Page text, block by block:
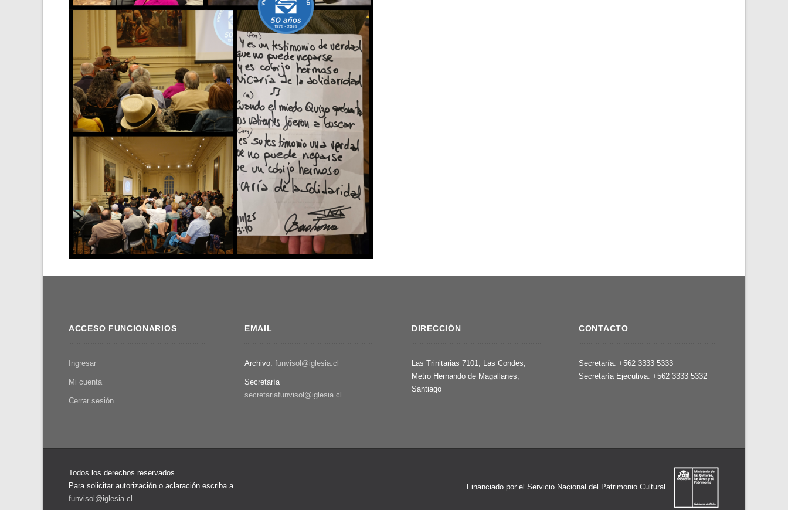
ACCESO FUNCIONARIOS
Ingresar
Mi cuenta
Cerrar sesión
EMAIL
Archivo: funvisol@iglesia.cl
Secretaría
secretariafunvisol@iglesia.cl
DIRECCIÓN
Las Trinitarias 7101, Las Condes,
Metro Hernando de Magallanes,
Santiago
CONTACTO
Secretaría: +562 3333 5333
Secretaría Ejecutiva: +562 3333 5332
Todos los derechos reservados
Para solicitar autorización o aclaración escriba a
funvisol@iglesia.cl
Financiado por el Servicio Nacional del Patrimonio Cultural